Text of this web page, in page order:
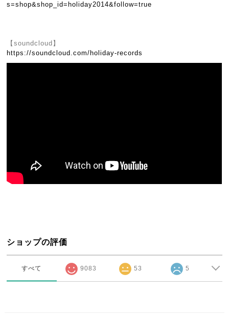
s=shop&shop_id=holiday2014&follow=true
【soundcloud】
https://soundcloud.com/holiday-records
ショップの評価
すべて 9083 53 5